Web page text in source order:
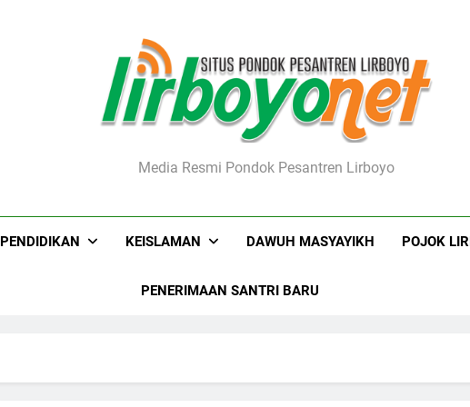
Lirboyo.netMedia Resmi Pondok Pesantren Lirboyo
PENDIDIKAN KEISLAMAN DAWUH MASYAYIKH POJOK
PENERIMAAN SANTRI BARU